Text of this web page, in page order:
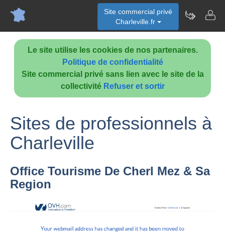
Le site utilise les cookies de nos partenaires.
Politique de confidentialité
Site commercial privé sans lien avec le site de la
collectivité Refuser et sortir
Site commercial privé
Charleville.fr
Sites de professionnels à
Charleville
Office Tourisme De Cherl Mez & Sa
Region